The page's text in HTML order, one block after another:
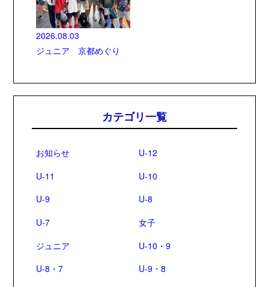
2026.08.03
ジュニア 京都めぐり
カテゴリ一覧
お知らせ
U-12
U-11
U-10
U-9
U-8
U-7
女子
ジュニア
U-10・9
U-8・7
U-9・8